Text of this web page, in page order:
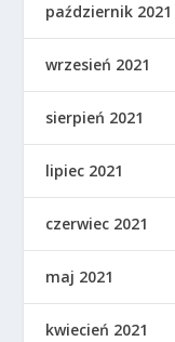
październik 2021
wrzesień 2021
sierpień 2021
lipiec 2021
czerwiec 2021
maj 2021
kwiecień 2021